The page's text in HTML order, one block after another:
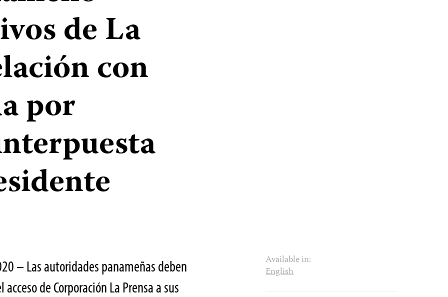
de La
con
por
– Las autoridades panameñas deben
de Corporación La Prensa a sus
Available in:
English